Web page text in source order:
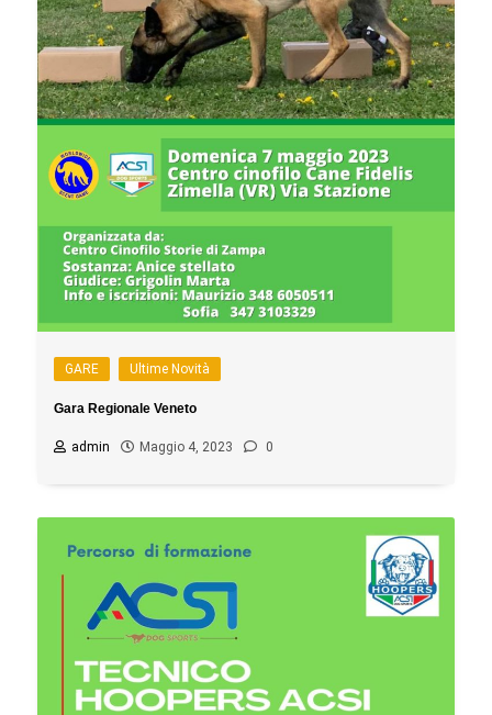
GARE Ultime Novità
Gara Regionale Veneto
admin Maggio 4, 2023 0